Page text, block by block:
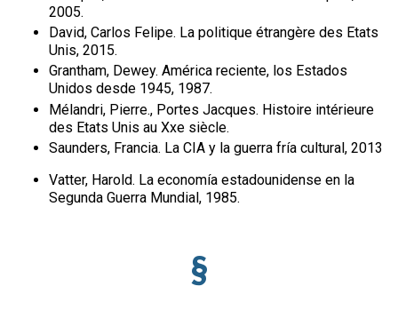
2005.
David, Carlos Felipe. La politique étrangère des Etats
Unis, 2015.
Grantham, Dewey. América reciente, los Estados
Unidos desde 1945, 1987.
Mélandri, Pierre., Portes Jacques. Histoire intérieure
des Etats Unis au Xxe siècle.
Saunders, Francia. La CIA y la guerra fría cultural, 2013
Vatter, Harold. La economía estadounidense en la
Segunda Guerra Mundial, 1985.
§